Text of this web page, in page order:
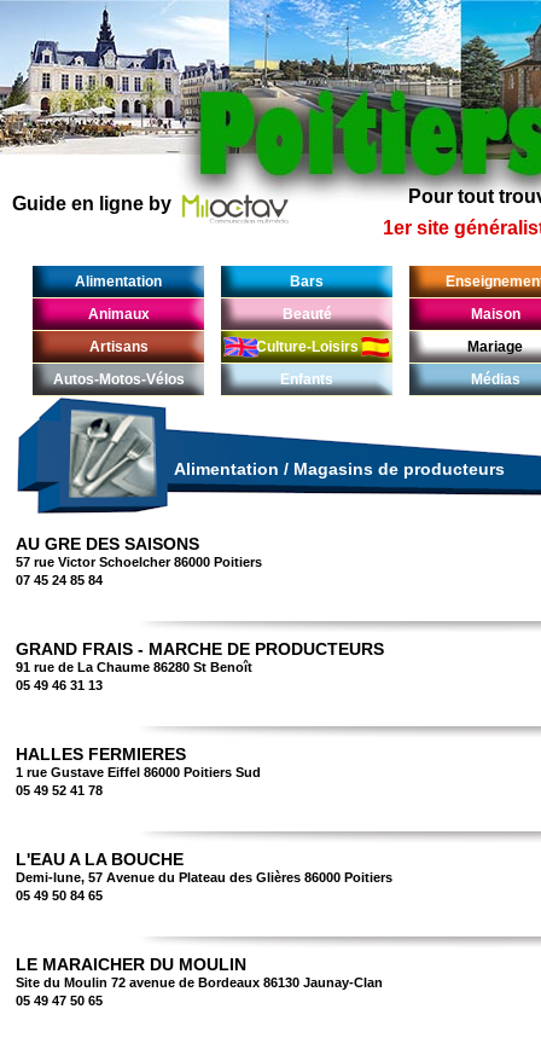
Pour tout
1er site
Guide en ligne by
Alimentation
Animaux
Artisans
Autos-Motos-Vélos
Bars
Beauté
Culture-Loisirs
Enfants
Maison
Mariage
Médias
Alimentation / Magasins de producteurs
AU GRE DES SAISONS
57 rue Victor Schoelcher 86000 Poitiers
07 45 24 85 84
GRAND FRAIS - MARCHE DE PRODUCTEURS
91 rue de La Chaume 86280 St Benoît
05 49 46 31 13
HALLES FERMIERES
1 rue Gustave Eiffel 86000 Poitiers Sud
05 49 52 41 78
L'EAU A LA BOUCHE
Demi-lune, 57 Avenue du Plateau des Glières 86000 Poitiers
05 49 50 84 65
LE MARAICHER DU MOULIN
Site du Moulin 72 avenue de Bordeaux 86130 Jaunay-Clan
05 49 47 50 65